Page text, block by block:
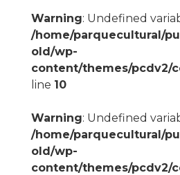
Warning: Undefined
/home/parquecultural/
old/wp-
content/themes/pcdv2/
line 10
Warning: Undefined
/home/parquecultural/
old/wp-
content/themes/pcdv2/